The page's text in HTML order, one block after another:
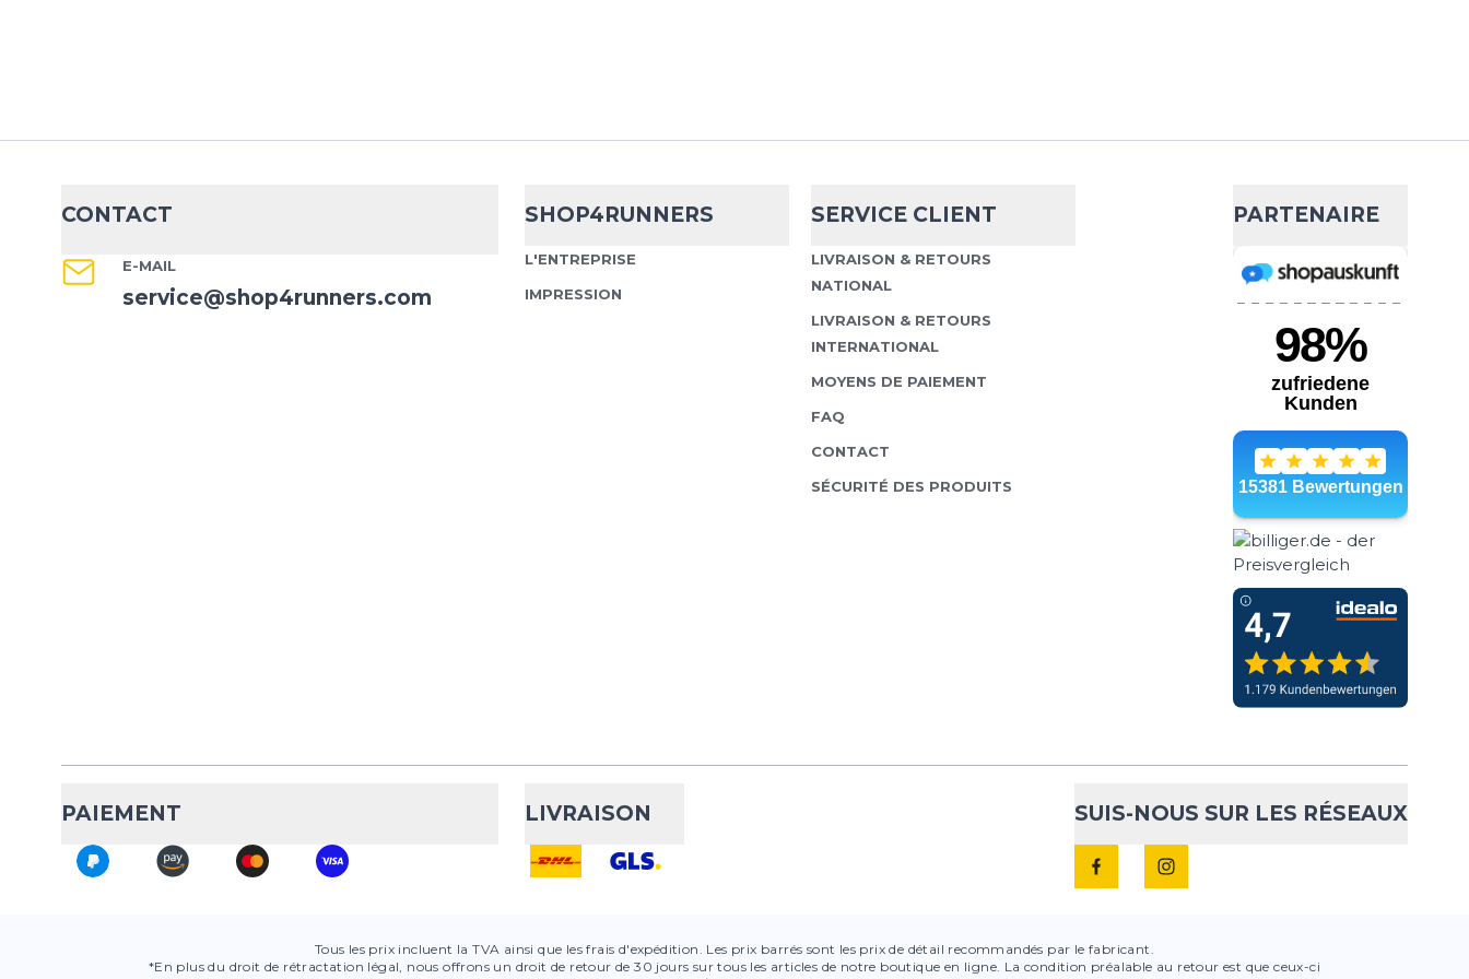
CONTACT
E-MAIL
service@shop4runners.com
SHOP4RUNNERS
L'ENTREPRISE
IMPRESSION
SERVICE CLIENT
LIVRAISON & RETOURS
NATIONAL
LIVRAISON & RETOURS
INTERNATIONAL
MOYENS DE PAIEMENT
FAQ
CONTACT
SÉCURITÉ DES PRODUITS
PARTENAIRE
SUIS-NOUS SUR LES RÉSEAUX
PAIEMENT LIVRAISON
Tous les prix incluent la TVA ainsi que les frais d'expédition. Les prix barrés sont les prix de détail recommandés par le fabricant.
*En plus du droit de rétractation légal, nous offrons un droit de retour de 30 jours sur tous les articles de notre boutique en ligne. La condition préalable au retour est que ceux-ci